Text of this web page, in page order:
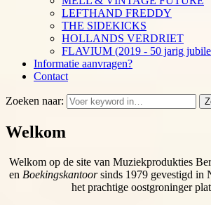
LEFTHAND FREDDY
THE SIDEKICKS
HOLLANDS VERDRIET
FLAVIUM (2019 - 50 jarig
Informatie aanvragen?
Contact
Zoeken naar:
Welkom
Welkom op de site van Muziekprodukties
en Boekingskantoorsinds 1979 gevestigd in
het prachtige oostgroninger